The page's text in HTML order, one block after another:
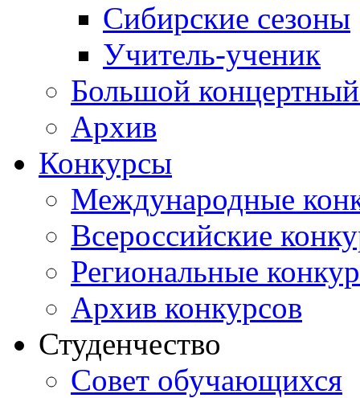
Сибирские сезоны
Учитель-ученик
Большой концертный
Архив
Конкурсы
Международные
Всероссийские
Региональные
Архив конкурсов
Студенчество
Совет обучающихся